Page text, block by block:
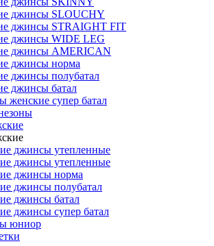
джинсы SLOUCHY
джинсы STRAIGHT FIT
джинсы WIDE LEG
джинсы AMERICAN
джинсы норма
джинсы полубатал
джинсы батал
женские супер батал
джинсы утепленные
джинсы утепленные
джинсы норма
джинсы полубатал
джинсы батал
джинсы супер батал
юниор